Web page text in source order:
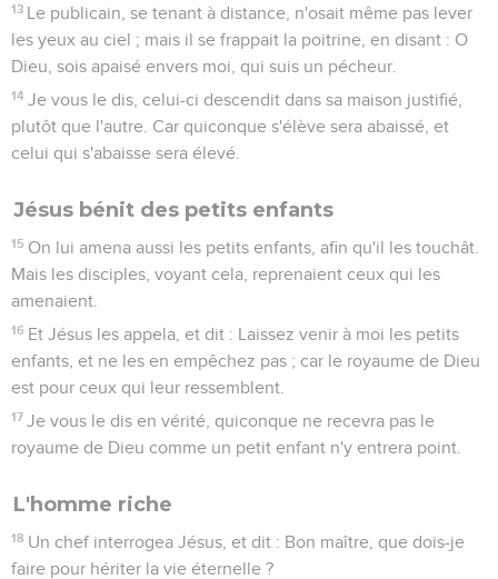
13 Le publicain, se tenant à distance, n'osait même pas lever
les yeux au ciel ; mais il se frappait la poitrine, en disant : O
Dieu, sois apaisé envers moi, qui suis un pécheur.
14 Je vous le dis, celui-ci descendit dans sa maison justifié,
plutôt que l'autre. Car quiconque s'élève sera abaissé, et
celui qui s'abaisse sera élevé.
Jésus bénit des petits enfants
15 On lui amena aussi les petits enfants, afin qu'il les touchât.
Mais les disciples, voyant cela, reprenaient ceux qui les
amenaient.
16 Et Jésus les appela, et dit : Laissez venir à moi les petits
enfants, et ne les en empêchez pas ; car le royaume de Dieu
est pour ceux qui leur ressemblent.
17 Je vous le dis en vérité, quiconque ne recevra pas le
royaume de Dieu comme un petit enfant n'y entrera point.
L'homme riche
18 Un chef interrogea Jésus, et dit : Bon maître, que dois-je
faire pour hériter la vie éternelle ?